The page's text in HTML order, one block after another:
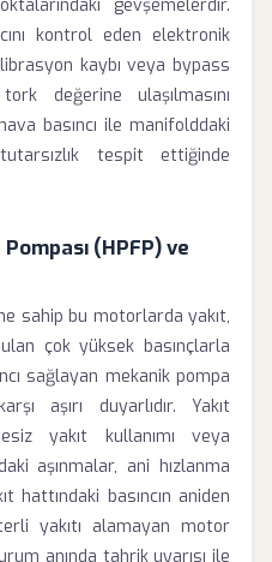
gevşemelerdir.
kontrol eden elektronik
kaybı veya bypass
değerine ulaşılmasını
basıncı ile manifolddaki
tespit ettiğinde
Pompası (HPFP) ve
sahip bu motorlarda yakıt,
çok yüksek basınçlarla
sağlayan mekanik pompa
aşırı duyarlıdır. Yakıt
yakıt kullanımı veya
aşınmalar, ani hızlanma
hattındaki basıncın aniden
yakıtı alamayan motor
anında tahrik uyarısı ile